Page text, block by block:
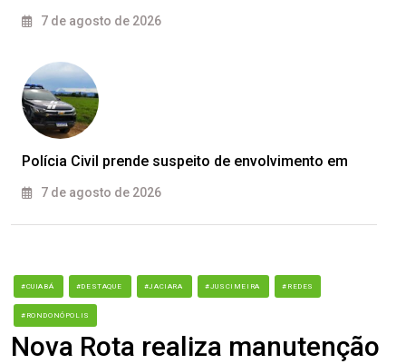
7 de agosto de 2026
Polícia Civil prende suspeito de envolvimento em
7 de agosto de 2026
#CUIABÁ #DESTAQUE #JACIARA #JUSCIMEIRA #REDES
#RONDONÓPOLIS
Nova Rota realiza manutenção